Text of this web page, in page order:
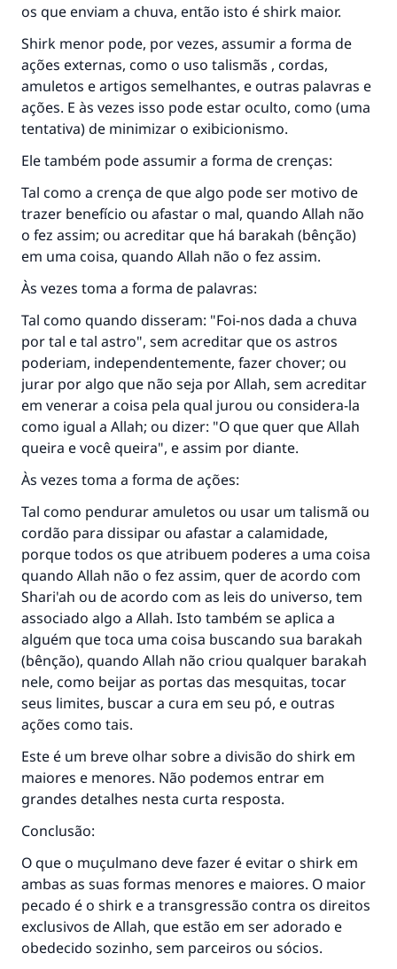
os que enviam a chuva, então isto é shirk maior.
Shirk menor pode, por vezes, assumir a forma de
ações externas, como o uso talismãs , cordas,
amuletos e artigos semelhantes, e outras palavras e
ações. E às vezes isso pode estar oculto, como (uma
tentativa) de minimizar o exibicionismo.
Ele também pode assumir a forma de crenças:
Tal como a crença de que algo pode ser motivo de
trazer benefício ou afastar o mal, quando Allah não
o fez assim; ou acreditar que há barakah (bênção)
em uma coisa, quando Allah não o fez assim.
Às vezes toma a forma de palavras:
Tal como quando disseram: "Foi-nos dada a chuva
por tal e tal astro", sem acreditar que os astros
poderiam, independentemente, fazer chover; ou
jurar por algo que não seja por Allah, sem acreditar
em venerar a coisa pela qual jurou ou considera-la
como igual a Allah; ou dizer: "O que quer que Allah
queira e você queira", e assim por diante.
Às vezes toma a forma de ações:
Tal como pendurar amuletos ou usar um talismã ou
cordão para dissipar ou afastar a calamidade,
porque todos os que atribuem poderes a uma coisa
quando Allah não o fez assim, quer de acordo com
Shari'ah ou de acordo com as leis do universo, tem
associado algo a Allah. Isto também se aplica a
alguém que toca uma coisa buscando sua barakah
(bênção), quando Allah não criou qualquer barakah
nele, como beijar as portas das mesquitas, tocar
seus limites, buscar a cura em seu pó, e outras
ações como tais.
Este é um breve olhar sobre a divisão do shirk em
maiores e menores. Não podemos entrar em
grandes detalhes nesta curta resposta.
Conclusão:
O que o muçulmano deve fazer é evitar o shirk em
ambas as suas formas menores e maiores. O maior
pecado é o shirk e a transgressão contra os direitos
exclusivos de Allah, que estão em ser adorado e
obedecido sozinho, sem parceiros ou sócios.